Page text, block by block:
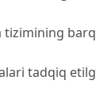
tizimining
tadqiq